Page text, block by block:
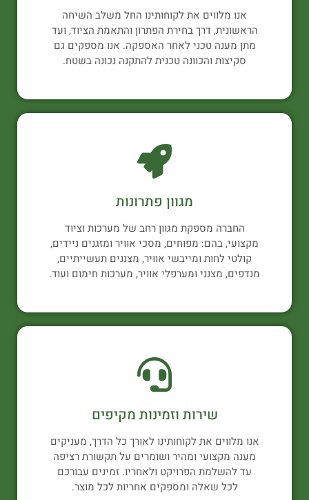
אנו מלווים את לקוחותינו החל משלב השיחה
הראשונית, דרך בחירת הפתרון והתאמת הציוד, ועד
מתן מענה טכני לאחר האספקה. אנו מספקים גם
סקיצות והכוונה טכנית להתקנה נכונה בשטח.
מגוון פתרונות
החברה מספקת מגוון רחב של מערכות וציוד
מקצועי, בהם: מפוחים, מסכי אוויר ומזגנים ניידים,
קולטי לחות ומייבשי אוויר, מצננים תעשייתיים,
מנדפים, מצנני ומערפלי אוויר, מערכות חימום ועוד.
שירות וזמינות מקיפים
אנו מלווים את לקוחותינו לאורך כל הדרך, מעניקים
מענה מקצועי ומהיר ושומרים על תקשורת רציפה
עד להשלמת הפרויקט ולאחריו. זמינים עבורכם
לכל שאלה ומספקים אחריות לכל מוצר.